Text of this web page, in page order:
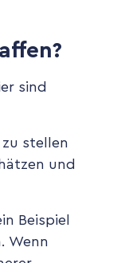
sind
stellen
und
Beispiel
Wenn